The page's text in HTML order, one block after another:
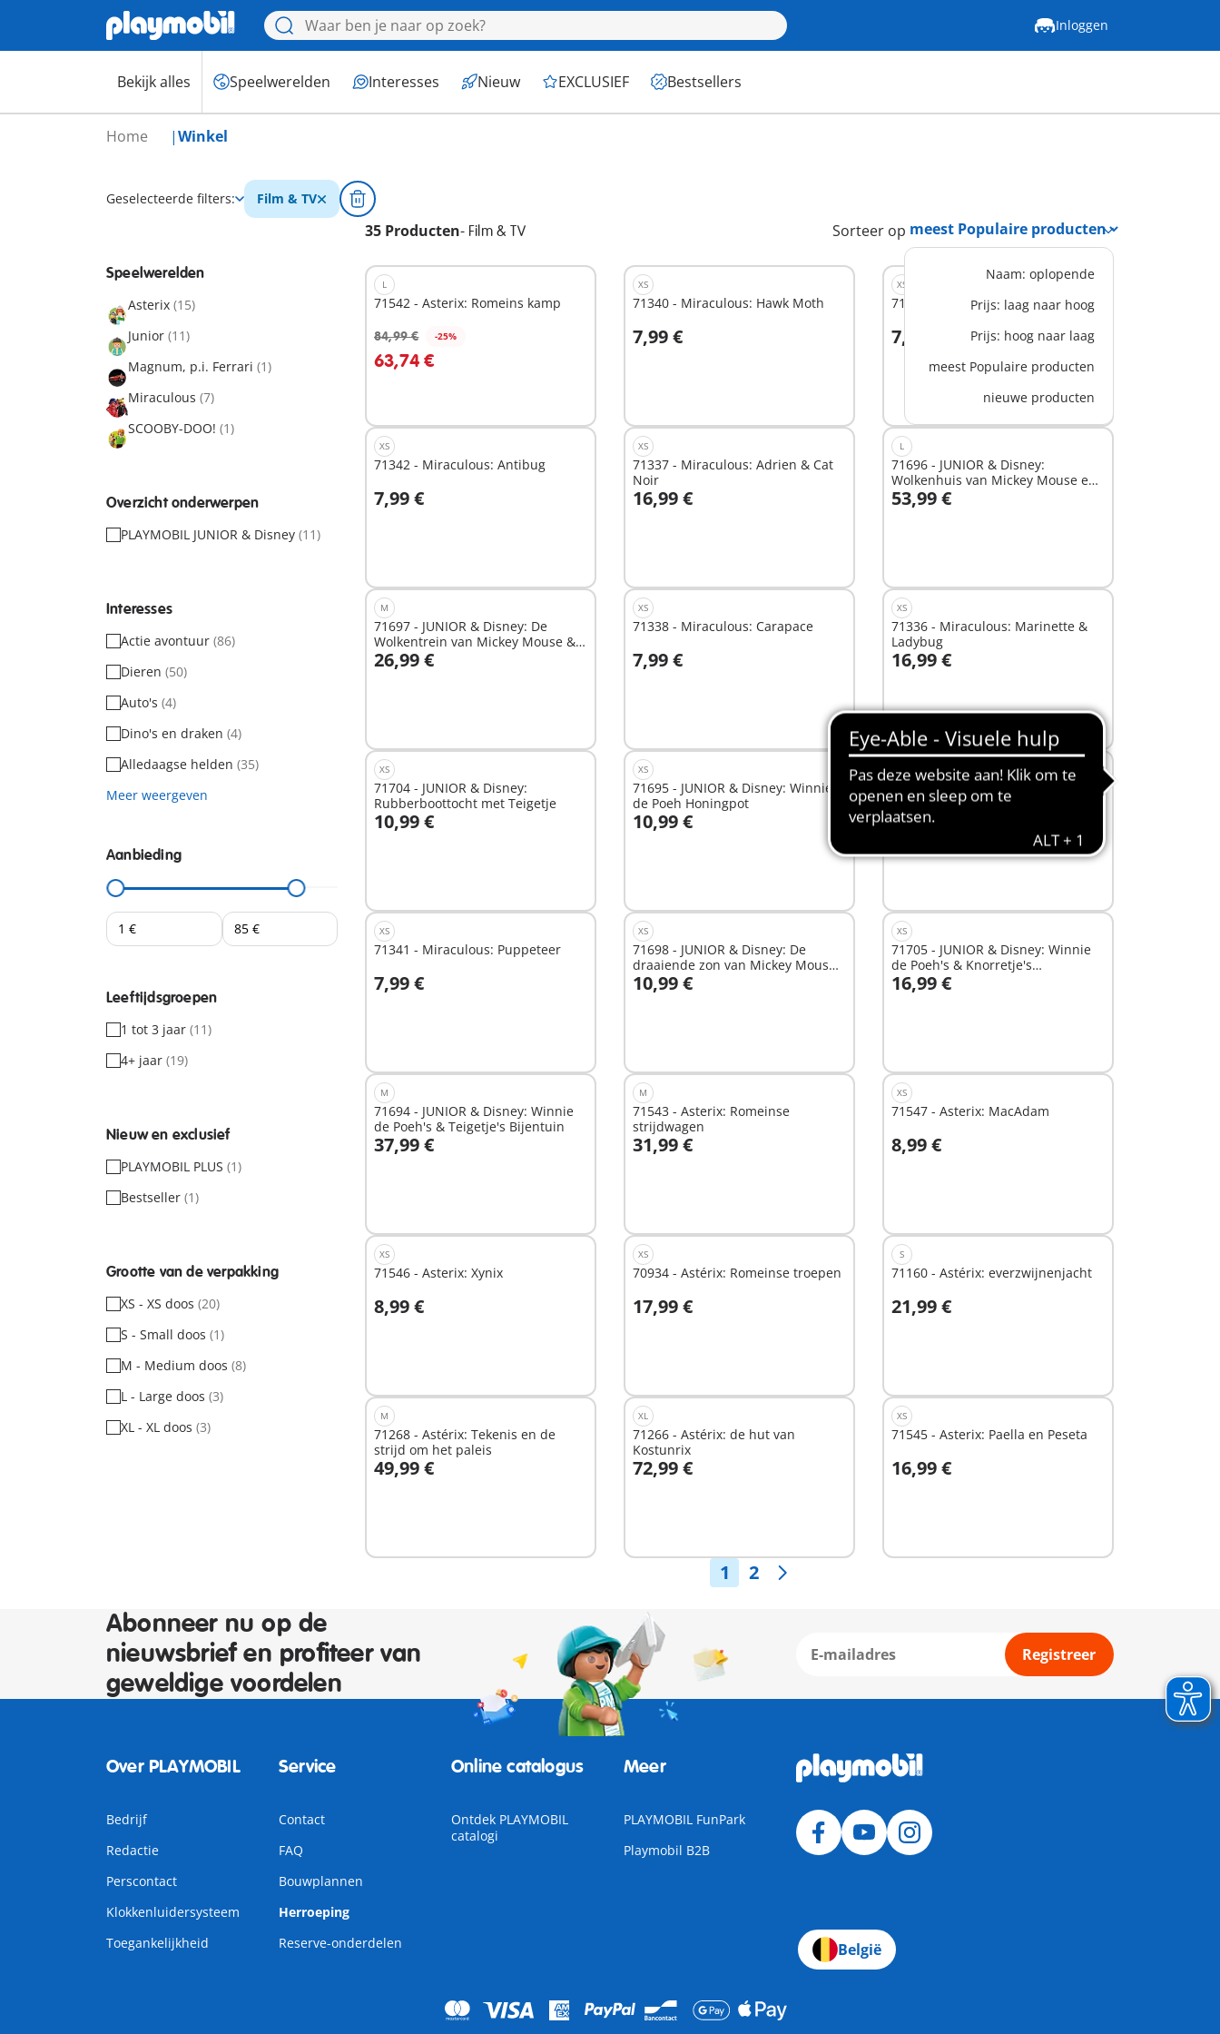
Inloggen
Bekijk alles Speelwerelden Interesses Nieuw EXCLUSIEF Bestsellers
Home Winkel
Geselecteerde filters: Film & TV
35 Producten- Film & TV Sorteer op
Naam: oplopende
Prijs: laag naar hoog
Prijs: hoog naar laag
meest Populaire producten
nieuwe producten
Speelwerelden
Asterix (15)
Junior (11)
Magnum, p.i. Ferrari (1)
Miraculous (7)
SCOOBY-DOO! (1)
Overzicht onderwerpen
PLAYMOBIL JUNIOR & Disney (11)
Interesses
Actie avontuur (86)
Dieren (50)
Auto's (4)
Dino's en draken (4)
Alledaagse helden (35)
Meer weergeven
Aanbieding
Leeftijdsgroepen
1 tot 3 jaar (11)
4+ jaar (19)
Nieuw en exclusief
PLAYMOBIL PLUS (1)
Bestseller (1)
Grootte van de verpakking
XS - XS doos (20)
S - Small doos (1)
M - Medium doos (8)
L - Large doos (3)
XL - XL doos (3)
L
71542 - Asterix: Romeins kamp
84,99 € -25%
63,74 €
XS
71340 - Miraculous: Hawk Moth
7,99 €
In winkelwagen
XS
71339 - Miraculous: Rena Rouge
7,99 €
In winkelwagen
XS
71342 - Miraculous: Antibug
7,99 €
In winkelwagen
XS
71337 - Miraculous: Adrien & Cat
Noir
16,99 €
In winkelwagen
L
71696 - JUNIOR & Disney:
Wolkenhuis van Mickey Mouse en
Minnie Mouse
53,99 €
In winkelwagen
M
71697 - JUNIOR & Disney: De
Wolkentrein van Mickey Mouse &
Minnie Mouse
26,99 €
In winkelwagen
XS
71338 - Miraculous: Carapace
7,99 €
In winkelwagen
XS
71336 - Miraculous: Marinette &
Ladybug
16,99 €
In winkelwagen
XS
71704 - JUNIOR & Disney:
Rubberboottocht met Teigetje
10,99 €
In winkelwagen
XS
71695 - JUNIOR & Disney: Winnie
de Poeh Honingpot
10,99 €
In winkelwagen
M
71343 - Magnum, p.i. Ferrari 308
GTS Quattrovalvole
77,99 €
XS
71341 - Miraculous: Puppeteer
7,99 €
In winkelwagen
XS
71698 - JUNIOR & Disney: De
draaiende zon van Mickey Mouse
met rammelfun
10,99 €
In winkelwagen
XS
71705 - JUNIOR & Disney: Winnie
de Poeh's & Knorretje's
Wateravontuur
16,99 €
In winkelwagen
M
71694 - JUNIOR & Disney: Winnie
de Poeh's & Teigetje's Bijentuin
37,99 €
In winkelwagen
M
71543 - Asterix: Romeinse
strijdwagen
31,99 €
In winkelwagen
XS
71547 - Asterix: MacAdam
8,99 €
In winkelwagen
XS
71546 - Asterix: Xynix
8,99 €
In winkelwagen
XS
70934 - Astérix: Romeinse troepen
17,99 €
In winkelwagen
S
71160 - Astérix: everzwijnenjacht
21,99 €
In winkelwagen
M
71268 - Astérix: Tekenis en de
strijd om het paleis
49,99 €
In winkelwagen
XL
71266 - Astérix: de hut van
Kostunrix
72,99 €
In winkelwagen
XS
71545 - Asterix: Paella en Peseta
16,99 €
In winkelwagen
1 2
Abonneer nu op de
nieuwsbrief en profiteer van
geweldige voordelen
Registreer
Over PLAYMOBIL
Bedrijf
Redactie
Perscontact
Klokkenluidersysteem
Toegankelijkheid
Service
Contact
FAQ
Bouwplannen
Herroeping
Reserve-onderdelen
Online catalogus
Ontdek PLAYMOBIL
catalogi
Meer
PLAYMOBIL FunPark
Playmobil B2B
België